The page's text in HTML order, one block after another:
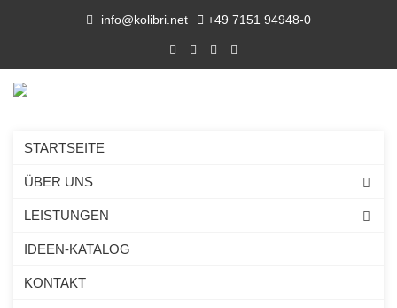
info@kolibri.net +49 7151 94948-0
STARTSEITE
ÜBER UNS
LEISTUNGEN
IDEEN-KATALOG
KONTAKT